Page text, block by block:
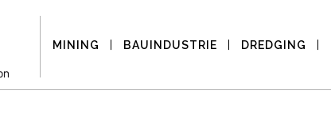
MINING BAUINDUSTRIE DREDGING